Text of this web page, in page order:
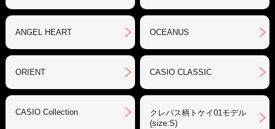
ANGEL HEART OCEANUS
ORIENT CASIO CLASSIC
CASIO Collection
クレパス柄トケイ01モデル
(size:S)